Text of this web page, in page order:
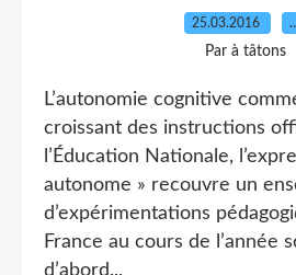
25.03.2016
Par à tâtons
L’autonomie cognitive
croissant des instructions
l’Éducation Nationale,
autonome » recouvre un
d’expérimentations
France au cours de l’année
d’abord...